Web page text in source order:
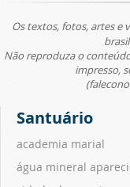
Os textos, fotos, artes e
Não reproduza o
impresso,
Santuário
academia marial
água mineral